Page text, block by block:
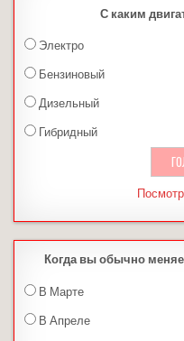
С каким
Электро
Бензиновый
Дизельный
Гибридный
Когда вы обычно
В Марте
В Апреле